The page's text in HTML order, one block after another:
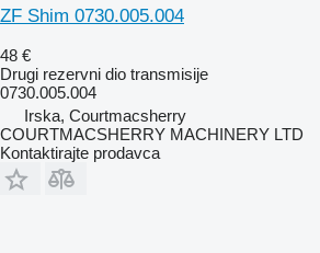
ZF Shim 0730.005.004
48 €
Drugi rezervni dio transmisije
0730.005.004
Irska, Courtmacsherry
COURTMACSHERRY MACHINERY LTD
Kontaktirajte prodavca